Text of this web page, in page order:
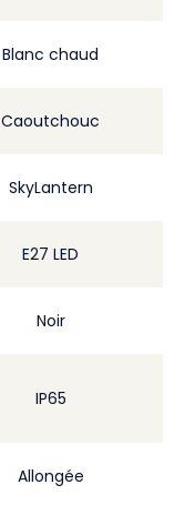
Blanc chaud
Caoutchouc
SkyLantern
E27 LED
Noir
IP65
Allongée